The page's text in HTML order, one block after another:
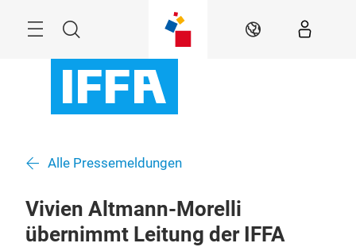
Suche DE
Alle Pressemeldungen
Vivien Altmann-Morelli
übernimmt Leitung der IFFA